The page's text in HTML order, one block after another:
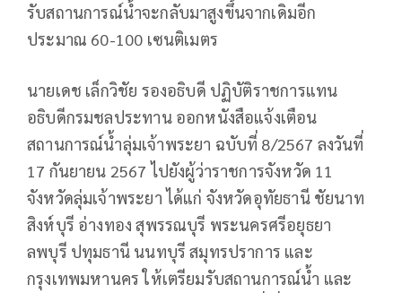
รับสถานการณ์น้ำจะกลับมาสูงขึ้นจากเดิมอีก
ประมาณ 60-100 เซนติเมตร
นายเดช เล็กวิชัย รองอธิบดี ปฏิบัติราชการแทน
อธิบดีกรมชลประทาน ออกหนังสือแจ้งเตือน
สถานการณ์น้ำลุ่มเจ้าพระยา ฉบับที่ 8/2567 ลงวันที่
17 กันยายน 2567 ไปยังผู้ว่าราชการจังหวัด 11
จังหวัดลุ่มเจ้าพระยา ได้แก่ จังหวัดอุทัยธานี ชัยนาท
สิงห์บุรี อ่างทอง สุพรรณบุรี พระนครศรีอยุธยา
ลพบุรี ปทุมธานี นนทบุรี สมุทรปราการ และ
กรุงเทพมหานคร ให้เตรียมรับสถานการณ์น้ำ และ